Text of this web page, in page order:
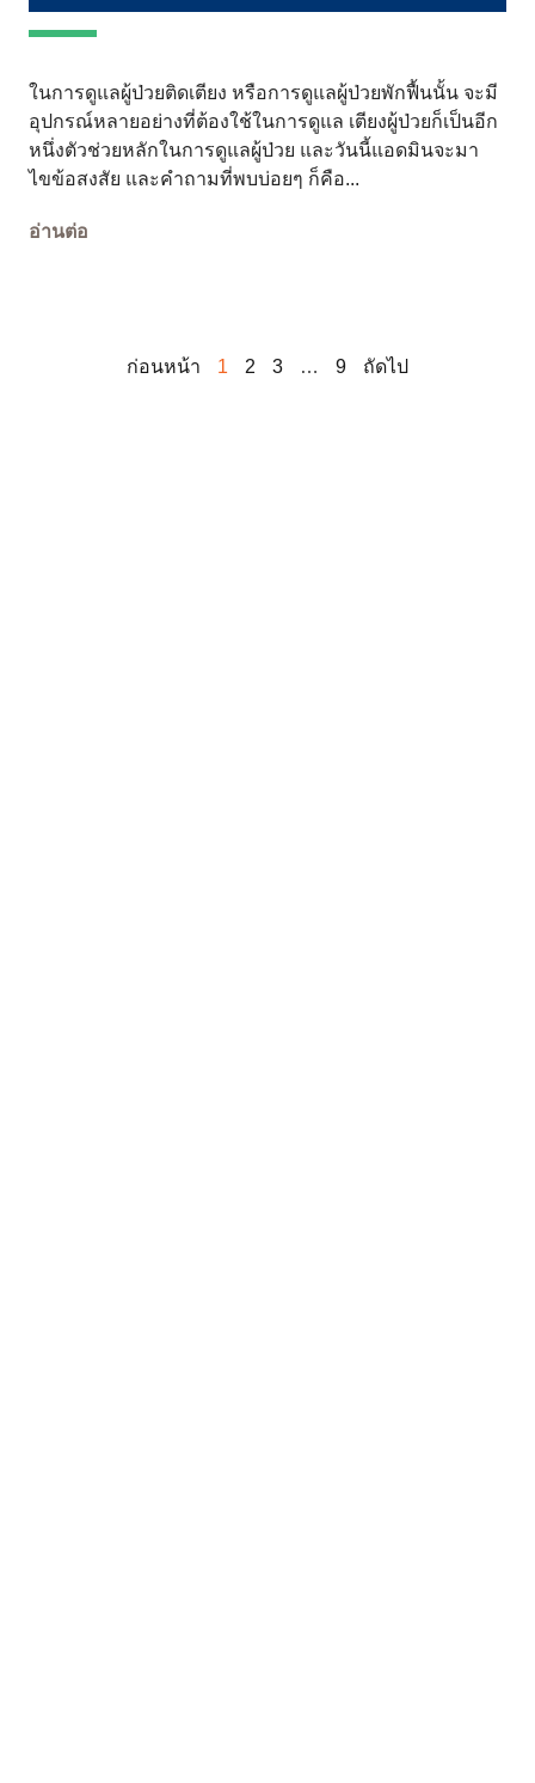
ในการดูแลผู้ป่วยติดเตียง หรือการดูแลผู้ป่วยพักฟื้นนั้น จะมี
อุปกรณ์หลายอย่างที่ต้องใช้ในการดูแล เตียงผู้ป่วยก็เป็นอีก
หนึ่งตัวช่วยหลักในการดูแลผู้ป่วย และวันนี้แอดมินจะมา
ไขข้อสงสัย และคำถามที่พบบ่อยๆ ก็คือ...
อ่านต่อ
ก่อนหน้า 1 2 3 … 9 ถัดไป